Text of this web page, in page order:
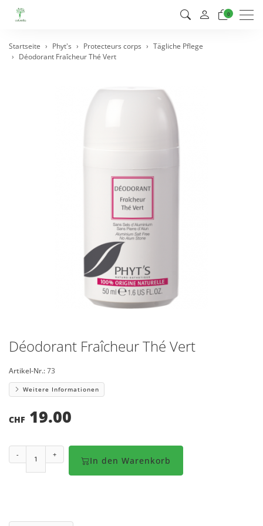
0
Startseite Phyt's Protecteurs corps
Tägliche Pflege
Déodorant Fraîcheur Thé Vert
Déodorant Fraîcheur Thé Vert
Artikel-Nr.:73
Weitere Informationen
CHF 19.00
- +
In den Warenkorb